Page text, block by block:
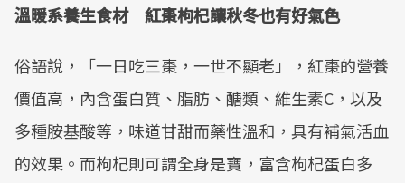
溫暖系養生食材 紅棗枸杞讓秋冬也有好氣色
俗語說，「一日吃三棗，一世不顯老」，紅棗的營養
價值高，內含蛋白質、脂肪、醣類、維生素C，以及
多種胺基酸等，味道甘甜而藥性溫和，具有補氣活血
的效果。而枸杞則可謂全身是寶，富含枸杞蛋白多